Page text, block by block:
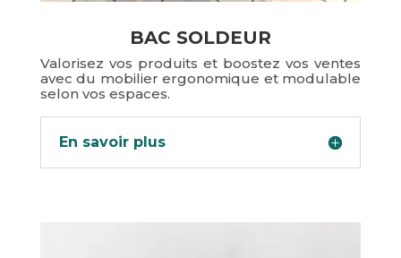
BAC SOLDEUR
Valorisez vos produits et boostez vos ventes
avec du mobilier ergonomique et modulable
selon vos espaces.
En savoir plus